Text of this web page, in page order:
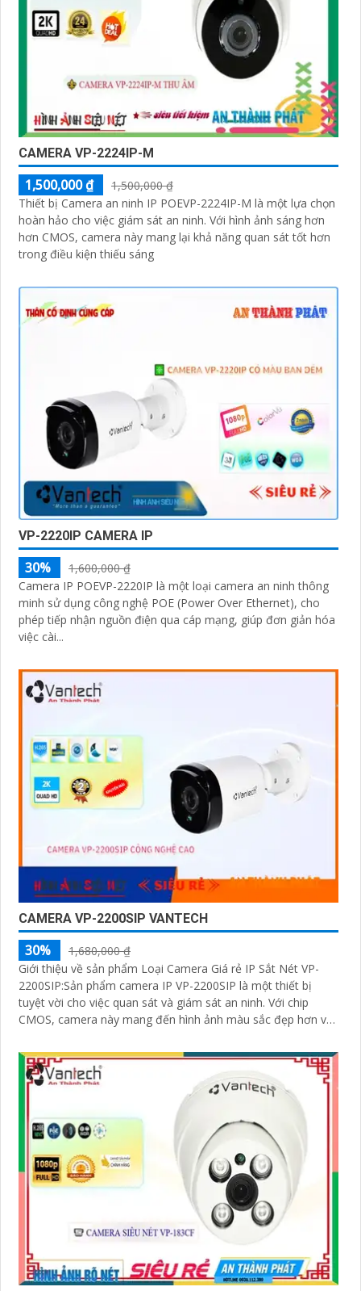
CAMERA VP-2224IP-M
1,500,000 ₫
1,500,000 ₫
Thiết bị Camera an ninh IP POEVP-2224IP-M là một lựa chọn
hoàn hảo cho việc giám sát an ninh. Với hình ảnh sáng hơn
hơn CMOS, camera này mang lại khả năng quan sát tốt hơn
trong điều kiện thiếu sáng
VP-2220IP CAMERA IP
30%
1,600,000 ₫
Camera IP POEVP-2220IP là một loại camera an ninh thông
minh sử dụng công nghệ POE (Power Over Ethernet), cho
phép tiếp nhận nguồn điện qua cáp mạng, giúp đơn giản hóa
việc cài...
CAMERA VP-2200SIP VANTECH
30%
1,680,000 ₫
Giới thiệu về sản phẩm Loại Camera Giá rẻ IP Sắt Nét VP-
2200SIP:Sản phẩm camera IP VP-2200SIP là một thiết bị
tuyệt vời cho việc quan sát và giám sát an ninh. Với chip
CMOS, camera này mang đến hình ảnh màu sắc đẹp hơn và